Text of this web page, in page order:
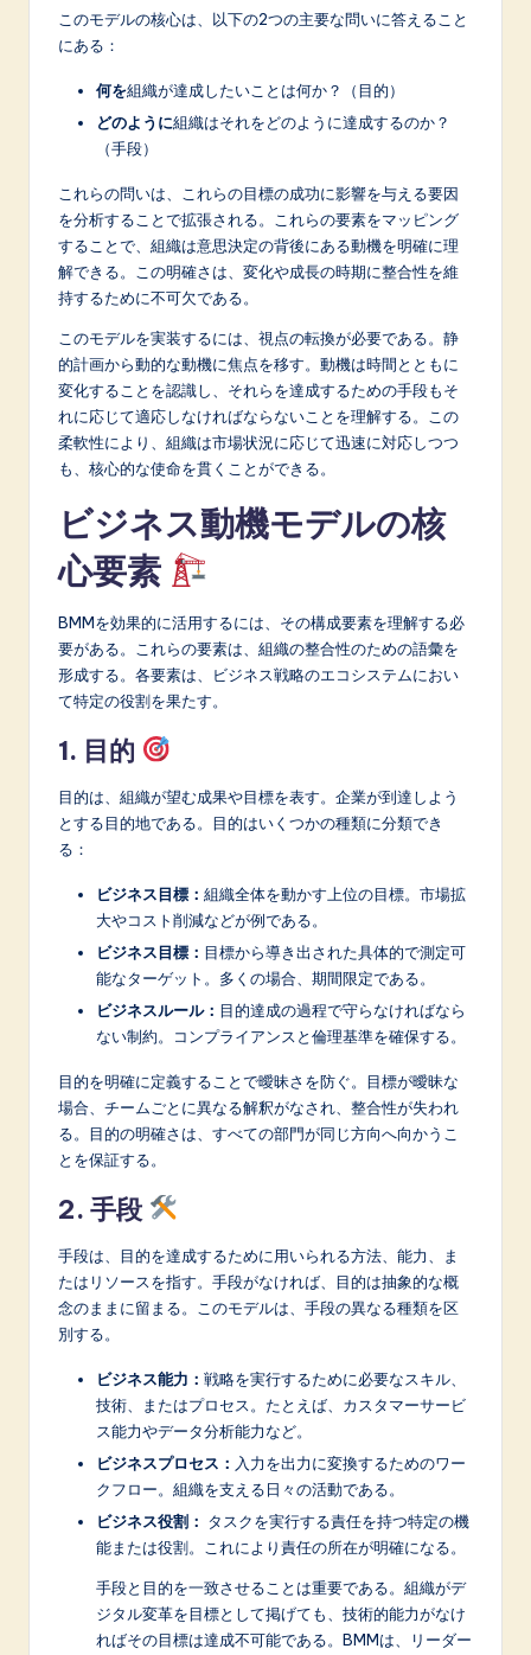
ti
o
このモデルの核心は、以下の2つの主要な問いに答えること
にある：
何を組織が達成したいことは何か？（目的）
どのように組織はそれをどのように達成するのか？
（手段）
これらの問いは、これらの目標の成功に影響を与える要因
を分析することで拡張される。これらの要素をマッピング
することで、組織は意思決定の背後にある動機を明確に理
解できる。この明確さは、変化や成長の時期に整合性を維
持するために不可欠である。
このモデルを実装するには、視点の転換が必要である。静
的計画から動的な動機に焦点を移す。動機は時間とともに
変化することを認識し、それらを達成するための手段もそ
れに応じて適応しなければならないことを理解する。この
柔軟性により、組織は市場状況に応じて迅速に対応しつつ
も、核心的な使命を貫くことができる。
ビジネス動機モデルの核
心要素
BMMを効果的に活用するには、その構成要素を理解する必
要がある。これらの要素は、組織の整合性のための語彙を
形成する。各要素は、ビジネス戦略のエコシステムにおい
て特定の役割を果たす。
1. 目的
目的は、組織が望む成果や目標を表す。企業が到達しよう
とする目的地である。目的はいくつかの種類に分類でき
る：
ビジネス目標： 組織全体を動かす上位の目標。市場拡
大やコスト削減などが例である。
ビジネス目標： 目標から導き出された具体的で測定可
能なターゲット。多くの場合、期間限定である。
ビジネスルール： 目的達成の過程で守らなければなら
ない制約。コンプライアンスと倫理基準を確保する。
目的を明確に定義することで曖昧さを防ぐ。目標が曖昧な
場合、チームごとに異なる解釈がなされ、整合性が失われ
る。目的の明確さは、すべての部門が同じ方向へ向かうこ
とを保証する。
2. 手段
手段は、目的を達成するために用いられる方法、能力、ま
たはリソースを指す。手段がなければ、目的は抽象的な概
念のままに留まる。このモデルは、手段の異なる種類を区
別する。
ビジネス能力： 戦略を実行するために必要なスキル、
技術、またはプロセス。たとえば、カスタマーサービ
ス能力やデータ分析能力など。
ビジネスプロセス： 入力を出力に変換するためのワー
クフロー。組織を支える日々の活動である。
ビジネス役割： タスクを実行する責任を持つ特定の機
能または役割。これにより責任の所在が明確になる。
手段と目的を一致させることは重要である。組織がデ
ジタル変革を目標として掲げても、技術的能力がなけ
ればその目標は達成不可能である。BMMは、リーダー